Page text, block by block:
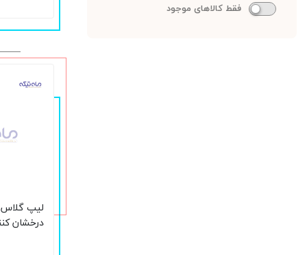
فقط کالاهای موجود
لیپ
درخشان